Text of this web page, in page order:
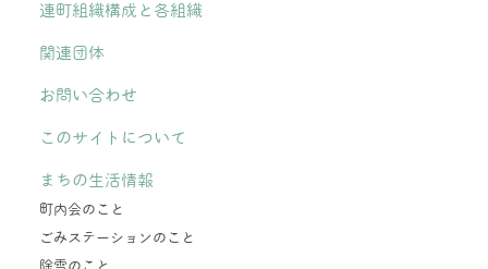
連町組織構成と各組織
関連団体
お問い合わせ
このサイトについて
まちの生活情報
町内会のこと
ごみステーションのこと
除雪のこと